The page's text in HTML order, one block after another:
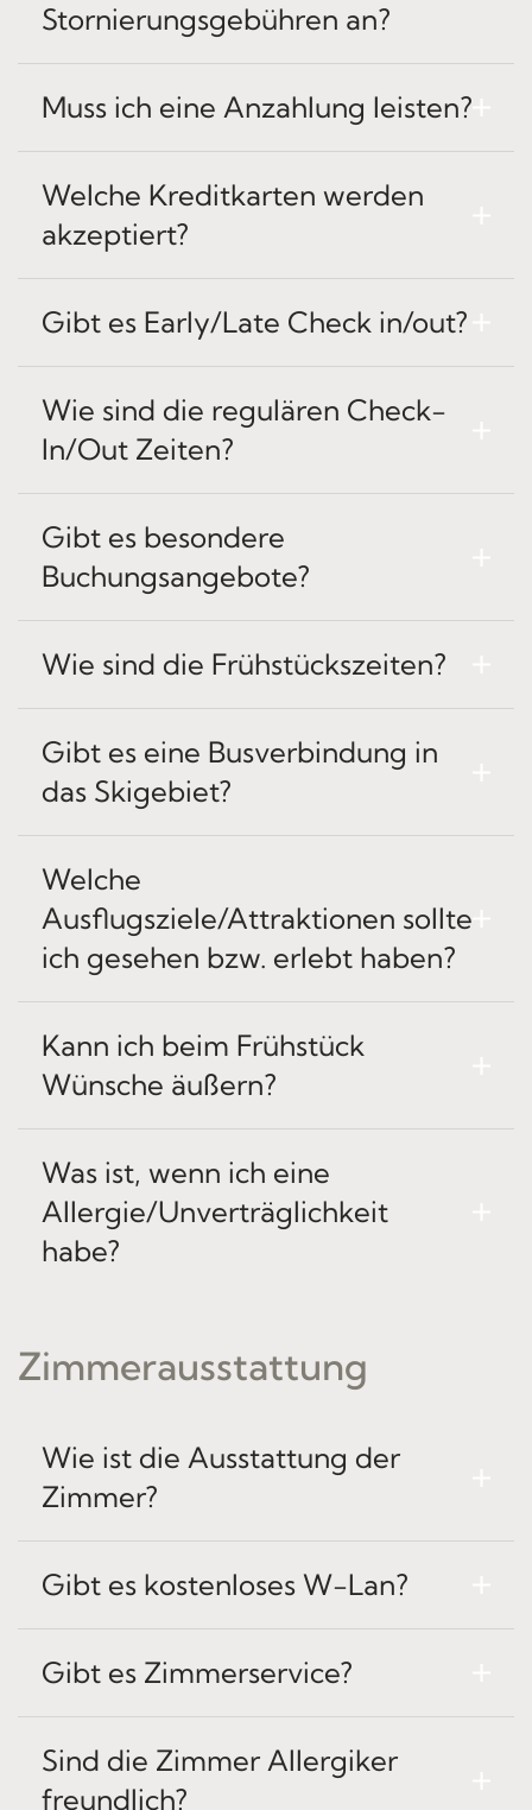
Stornierungsgebühren an?
Muss ich eine Anzahlung leisten?
Welche Kreditkarten werden
akzeptiert?
Gibt es Early/Late Check in/out?
Wie sind die regulären Check-
In/Out Zeiten?
Gibt es besondere
Buchungsangebote?
Wie sind die Frühstückszeiten?
Gibt es eine Busverbindung in
das Skigebiet?
Welche
Ausflugsziele/Attraktionen sollte
ich gesehen bzw. erlebt haben?
Kann ich beim Frühstück
Wünsche äußern?
Was ist, wenn ich eine
Allergie/Unverträglichkeit
habe?
Zimmerausstattung
Wie ist die Ausstattung der
Zimmer?
Gibt es kostenloses W-Lan?
Gibt es Zimmerservice?
Sind die Zimmer Allergiker
freundlich?